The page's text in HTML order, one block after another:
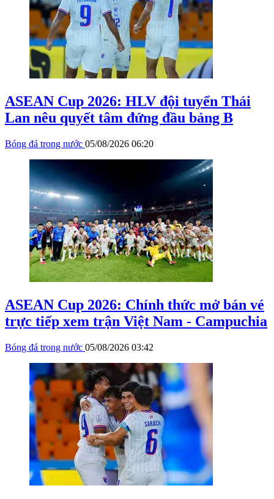
ASEAN Cup 2026: HLV đội tuyển Thái
Lan nêu quyết tâm đứng đầu bảng B
Bóng đá trong nước 05/08/2026 06:20
ASEAN Cup 2026: Chính thức mở bán vé
trực tiếp xem trận Việt Nam - Campuchia
Bóng đá trong nước 05/08/2026 03:42